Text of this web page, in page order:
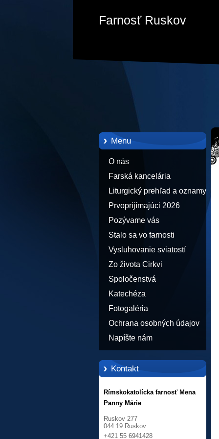
Farnosť Ruskov
Menu
O nás
Farská kancelária
Liturgický prehľad a oznamy
Prvoprijímajúci 2026
Pozývame vás
Stalo sa vo farnosti
Vysluhovanie sviatostí
Zo života Cirkvi
Spoločenstvá
Katechéza
Fotogaléria
Ochrana osobných údajov
Napíšte nám
Kontakt
Rímskokatolícka farnosť Mena
Panny Márie
Ruskov 277
044 19 Ruskov
+421 55 6941428